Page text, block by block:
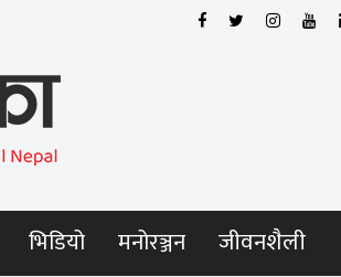
भिडियो मनोरञ्जन जीवनशैली